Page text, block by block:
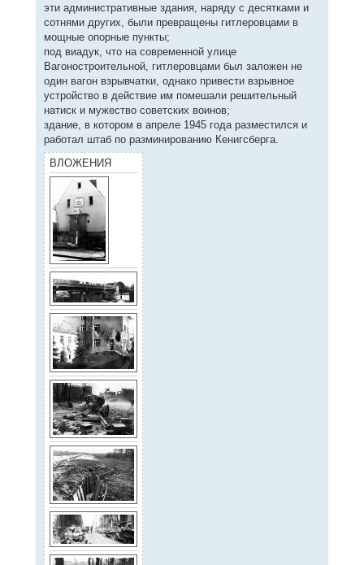
эти административные здания, наряду с десятками и
сотнями других, были превращены гитлеровцами в
мощные опорные пункты;
под виадук, что на современной улице
Вагоностроительной, гитлеровцами был заложен не
один вагон взрывчатки, однако привести взрывное
устройство в действие им помешали решительный
натиск и мужество советских воинов;
здание, в котором в апреле 1945 года разместился и
работал штаб по разминированию Кенигсберга.
ВЛОЖЕНИЯ